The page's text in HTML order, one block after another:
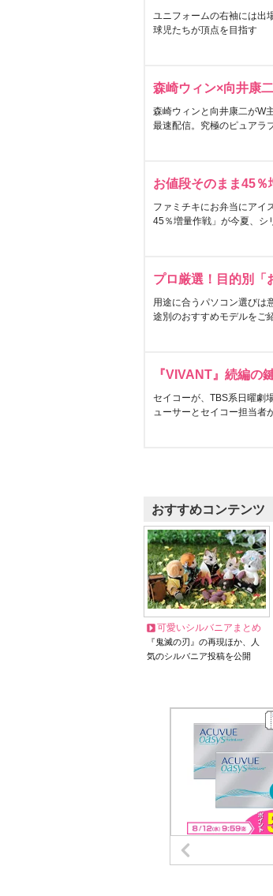
ユニフォームの右袖には出
球児たちが頂点を目指す
森崎ウィン×向井康
森崎ウィンと向井康二がW
最速配信。究極のピュアラ
お値段そのまま45
ファミチキにお弁当にアイ
45％増量作戦」が今夏、シ
プロ厳選！目的別「
用途に合うパソコン選びは
途別のおすすめモデルをご
『VIVANT』続編
セイコーが、TBS系日曜劇
ューサーとセイコー担当者
おすすめコンテンツ
可愛いシルバニアまとめ
『鬼滅の刃』の再現ほか、人
気のシルバニア投稿を公開